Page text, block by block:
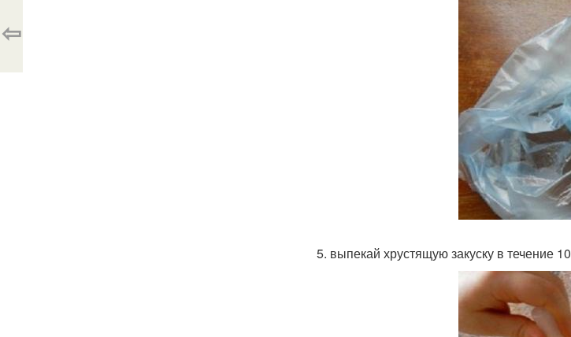
5. выпекай хрустящую закуску в течение
⇦